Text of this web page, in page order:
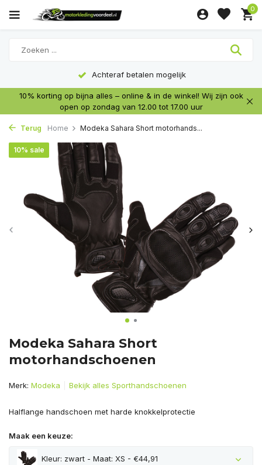
0
Achteraf betalen mogelijk
10% korting op bijna alles – online & in de winkel! Wij zijn ook
open op zondag van 12.00 tot 17.00 uur
Terug Home Modeka Sahara Short motorhands...
Modeka Sahara Short
motorhandschoenen
10% sale
Merk: Modeka Bekijk alles Sporthandschoenen
Halflange handschoen met harde knokkelprotectie
Maak een keuze:
Kleur: zwart - Maat: XS - €44,91